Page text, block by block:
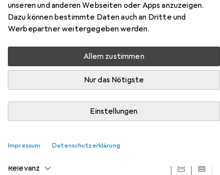
unseren und anderen Webseiten oder Apps anzuzeigen.
Dazu können bestimmte Daten auch an Dritte und
Werbepartner weitergegeben werden.
Allem zustimmen
Nur das Nötigste
Einstellungen
Impressum Datenschutzerklärung
Zubehör für Interpretationen
Deutsch - Friedrich Dürrenmatt:
Der Verdacht
Hier findest du passendes Zubehör zum Produkt
Interpretationen Deutsch - Friedrich Dürrenmatt: Der
Accessoire.
Relevanz